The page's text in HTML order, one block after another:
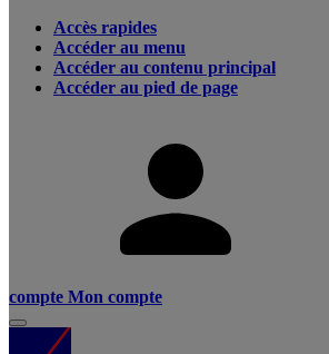
Accès rapides
Accéder au menu
Accéder au contenu principal
Accéder au pied de page
compte Mon compte